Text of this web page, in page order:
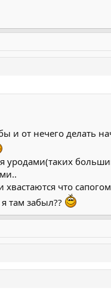
и от нечего делать
что
там забыл??